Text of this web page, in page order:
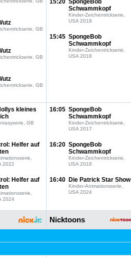
GB
GB
GB
15:20 SpongeBob
Schwammkopf
Kinder-Zeichentrickserie,
USA 2018
15:45 SpongeBob
Schwammkopf
Kinder-Zeichentrickserie,
USA 2018
kleines
GB
Helfer auf
2022
Helfer auf
2024
16:05 SpongeBob
Schwammkopf
Kinder-Zeichentrickserie,
USA 2017
16:20 SpongeBob
Schwammkopf
Kinder-Zeichentrickserie,
USA 2018
16:40 Die Patrick Star Show
Kinder-Animationsserie,
USA 2024
Nicktoons